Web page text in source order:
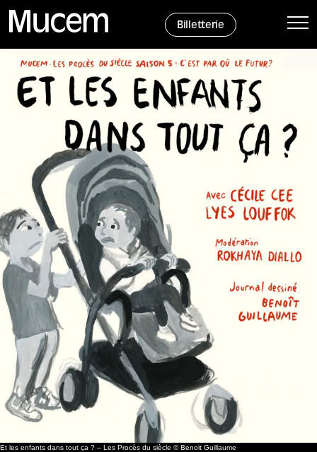
Billetterie
Et les enfants dans tout ça ? – Les Procès du siècle © Benoit Guillaume